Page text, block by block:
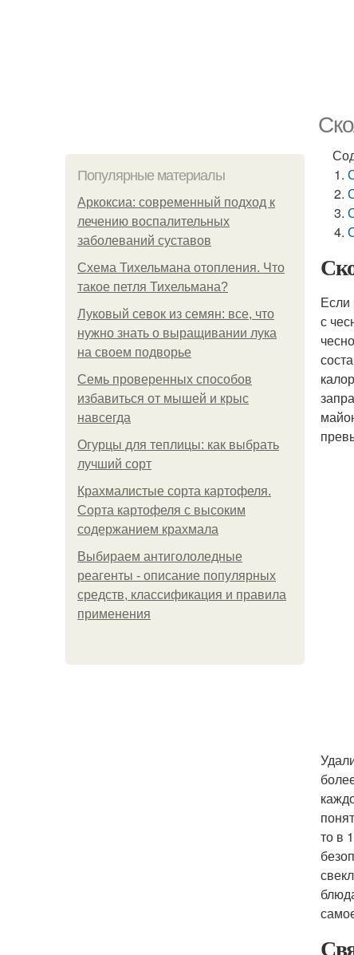
Популярные материалы
Аркоксиа: современный подход к
лечению воспалительных
заболеваний суставов
Схема Тихельмана отопления. Что
такое петля Тихельмана?
Луковый севок из семян: все, что
нужно знать о выращивании лука
на своем подворье
Семь проверенных способов
избавиться от мышей и крыс
навсегда
Огурцы для теплицы: как выбрать
лучший сорт
Крахмалистые сорта картофеля.
Сорта картофеля с высоким
содержанием крахмала
Выбираем антигололедные
реагенты - описание популярных
средств, классификация и правила
применения
Если
с
то в